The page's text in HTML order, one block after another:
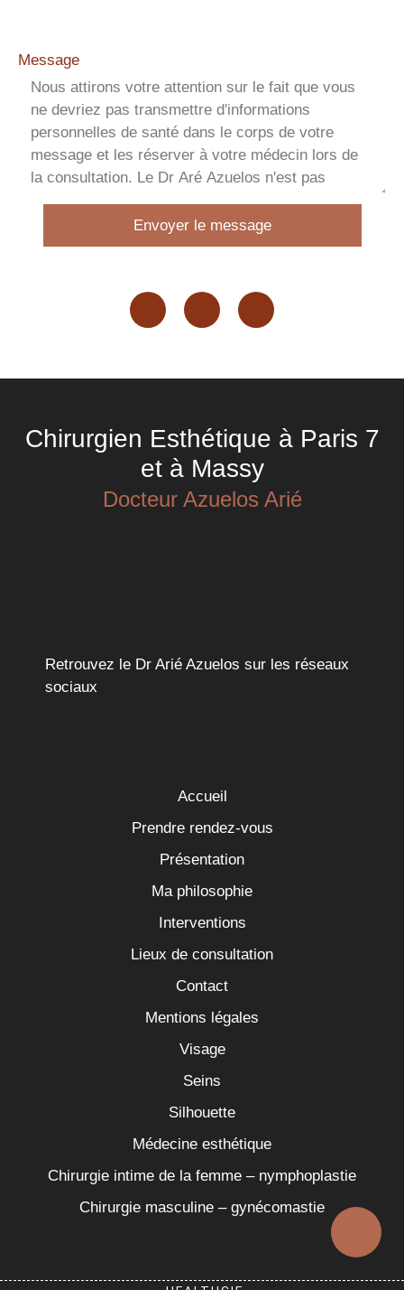
Message
Envoyer le message
Chirurgien Esthétique à Paris 7
et à Massy
Docteur Azuelos Arié
Retrouvez le Dr Arié Azuelos sur les réseaux
sociaux
Accueil
Prendre rendez-vous
Présentation
Ma philosophie
Interventions
Lieux de consultation
Contact
Mentions légales
Visage
Seins
Silhouette
Médecine esthétique
Chirurgie intime de la femme – nymphoplastie
Chirurgie masculine – gynécomastie